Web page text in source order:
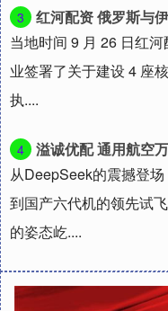
3
红河配资 俄罗斯与伊朗签署价
当地时间 9 月 26 日红
业签署了关于建设 4 座
执....
4
溢诚优配 通用航空万亿
从DeepSeek的震撼登
到国产六代机的领先试
的姿态屹....